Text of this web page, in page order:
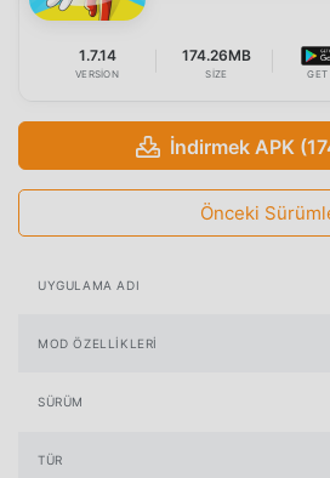
1.7.14
VERSION
174.26MB
SIZE GET
İndirmek APK
Önceki
UYGULAMA ADI
MOD ÖZELLIKLERI
SÜRÜM
TÜR